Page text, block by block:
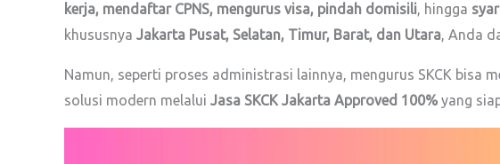
kerja, mendaftar CPNS, mengurus visa, pindah domisili, hingga
khususnya Jakarta Pusat, Selatan, Timur, Barat, dan Utara, Anda
Namun, seperti proses administrasi lainnya, mengurus SKCK
solusi modern melalui Jasa SKCK Jakarta Approved 100% yang